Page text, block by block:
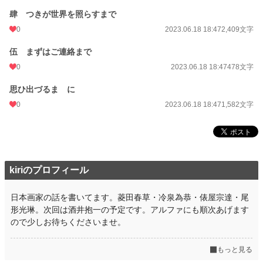
肆 つきが世界を照らすまで
0 2023.06.18 18:472,409文字
伍 まずはご連絡まで
0 2023.06.18 18:47478文字
思ひ出づるまゝに
0 2023.06.18 18:471,582文字
kiriのプロフィール
日本画家の話を書いてます。菱田春草・冷泉為恭・俵屋宗達・尾
形光琳。次回は酒井抱一の予定です。アルファにも順次あげます
ので少しお待ちくださいませ。
もっと見る